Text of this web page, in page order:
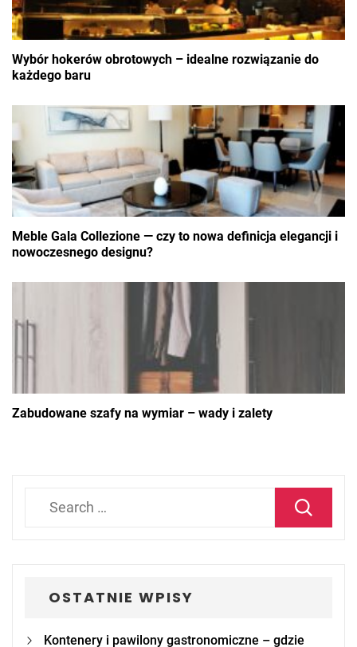
Wybór hokerów obrotowych – idealne rozwiązanie do
każdego baru
Meble Gala Collezione — czy to nowa definicja elegancji i
nowoczesnego designu?
Zabudowane szafy na wymiar – wady i zalety
OSTATNIE WPISY
Kontenery i pawilony gastronomiczne – gdzie